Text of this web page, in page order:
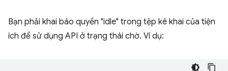
Bạn phải khai báo quyền "idle" trong tệp kê khai của tiện
ích để sử dụng API ở trạng thái chờ. Ví dụ: